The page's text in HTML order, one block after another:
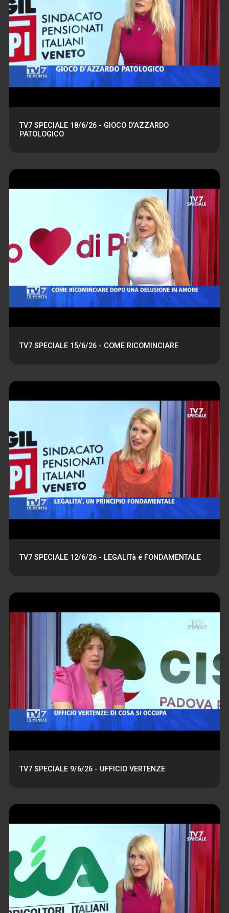
TV7 SPECIALE 18/6/26 - GIOCO D'AZZARDO
PATOLOGICO
TV7 SPECIALE 15/6/26 - COME RICOMINCIARE
TV7 SPECIALE 12/6/26 - LEGALITà é FONDAMENTALE
TV7 SPECIALE 9/6/26 - UFFICIO VERTENZE